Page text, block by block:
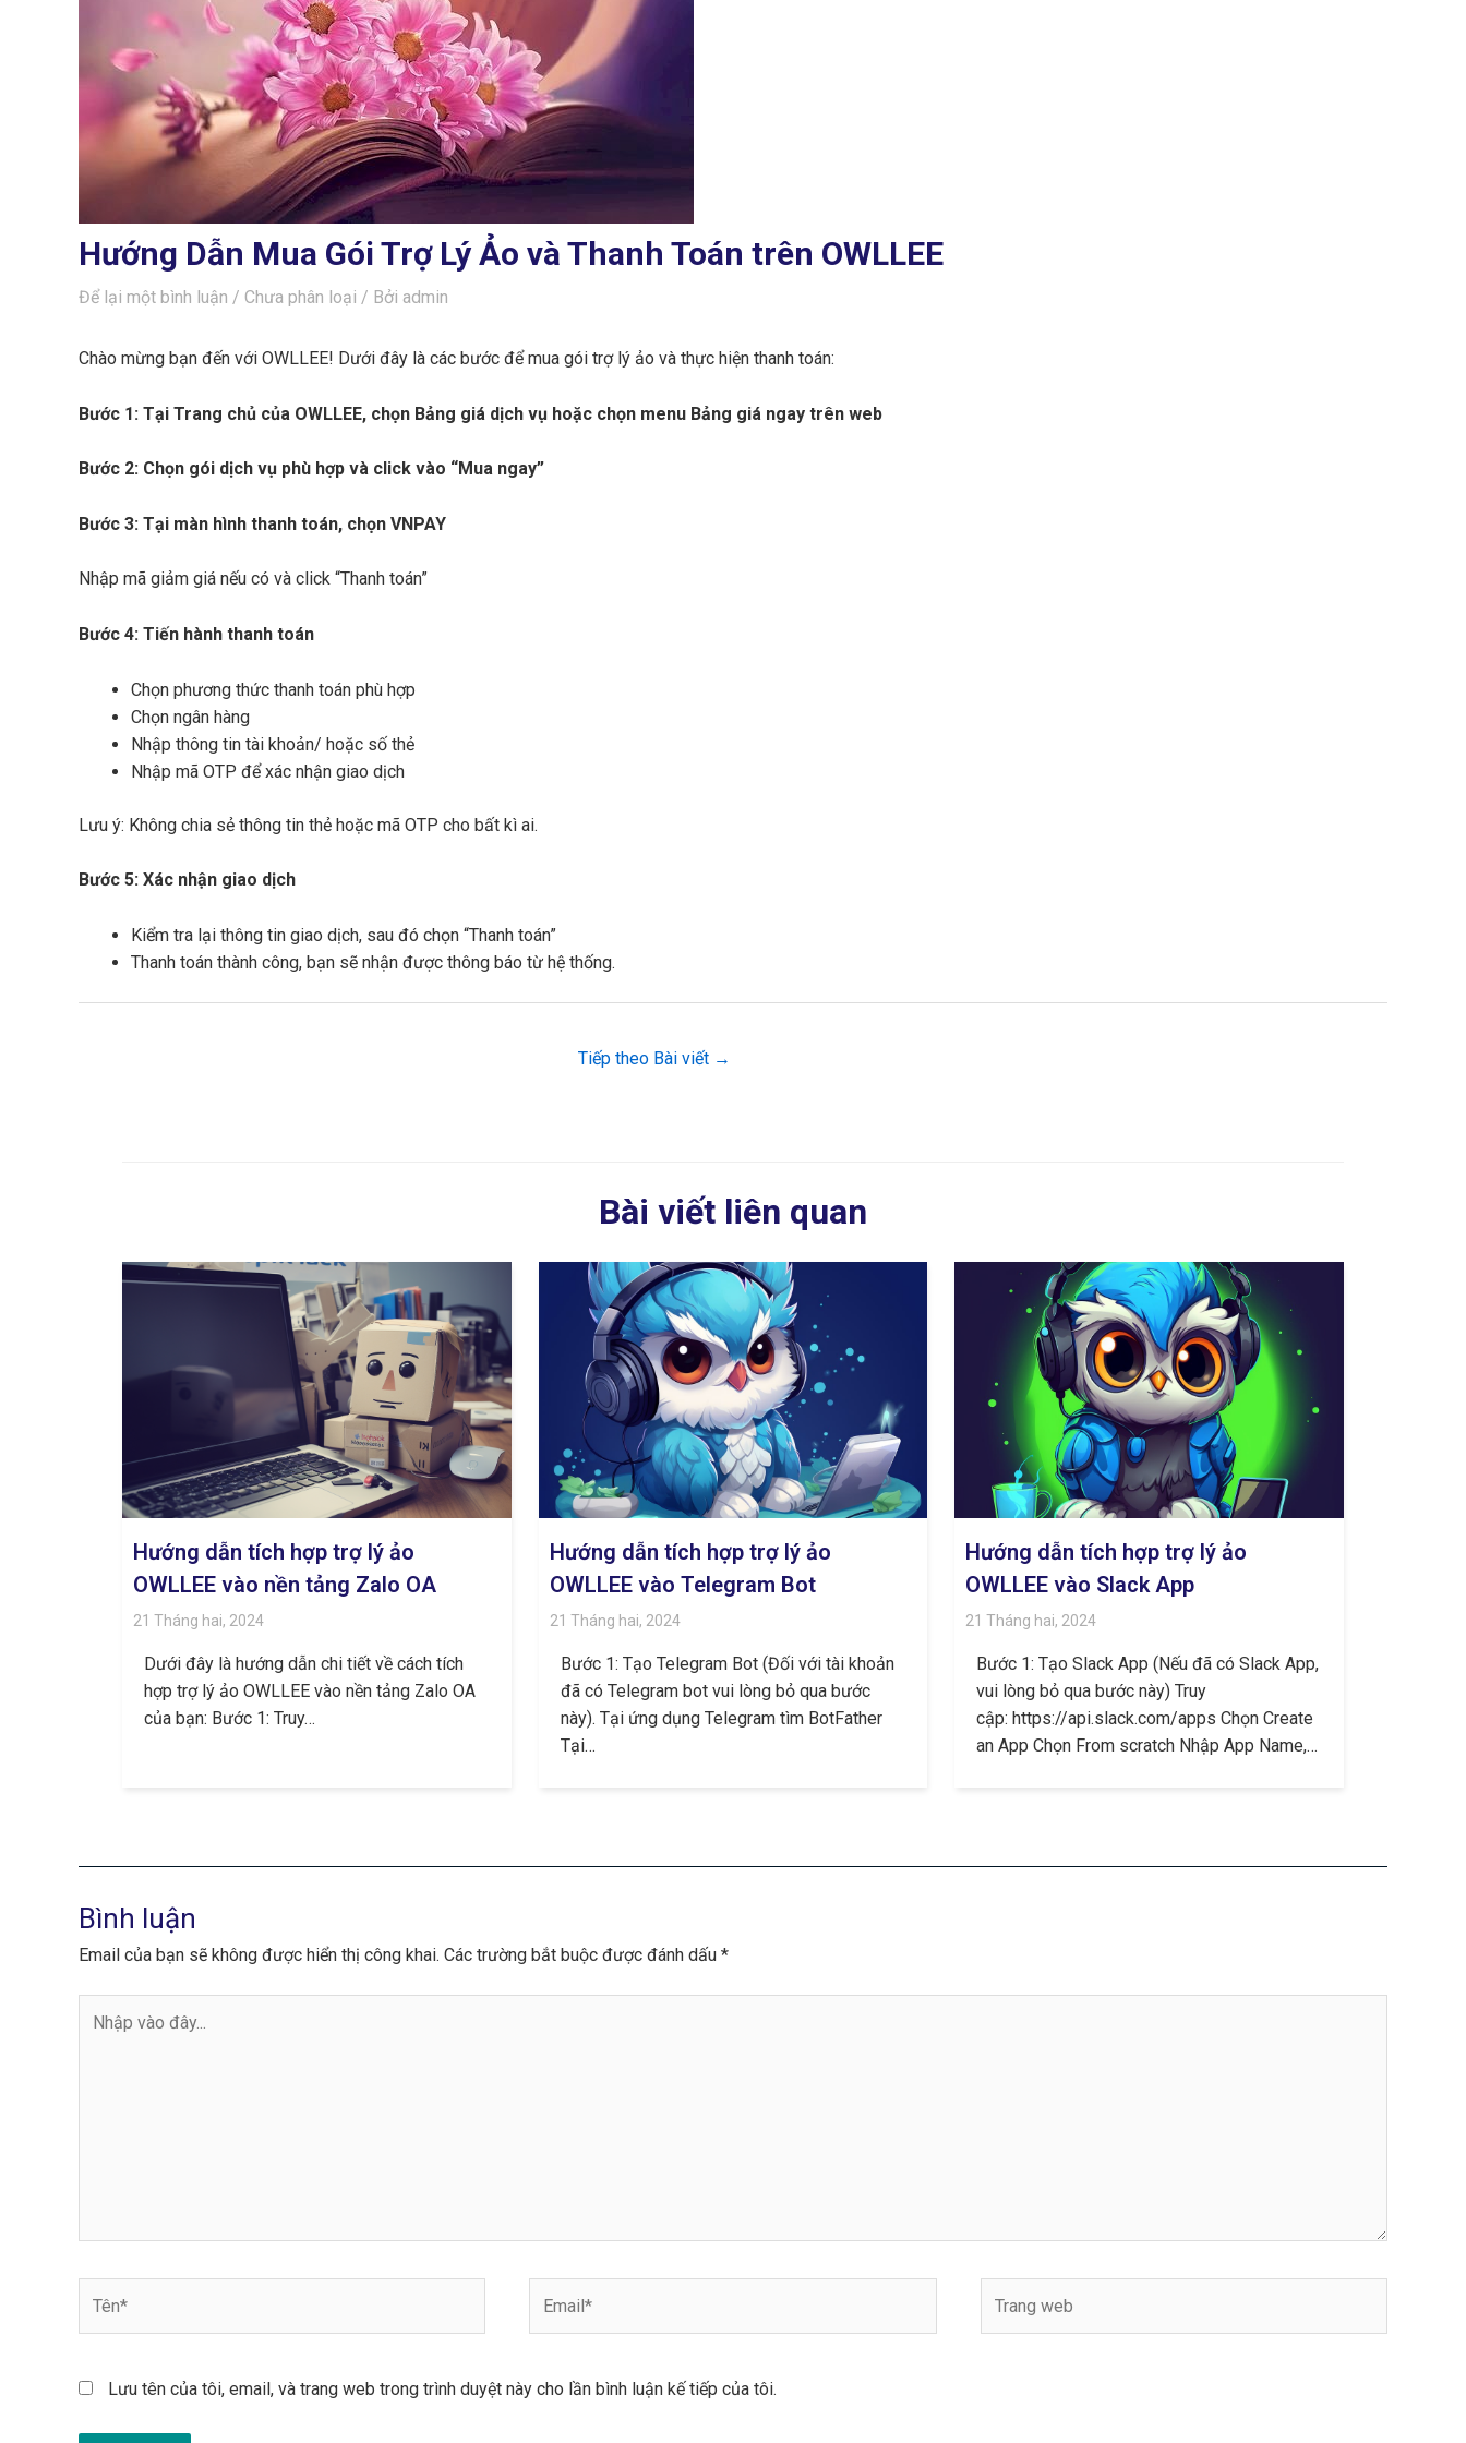
Hướng Dẫn Mua Gói Trợ Lý Ảo và Thanh Toán trên OWLLEE
Để lại một bình luận / Chưa phân loại / Bởi admin
Chào mừng bạn đến với OWLLEE! Dưới đây là các bước để mua gói trợ lý ảo và thực hiện thanh toán:
Bước 1: Tại Trang chủ của OWLLEE, chọn Bảng giá dịch vụ hoặc chọn menu Bảng giá ngay trên web
Bước 2: Chọn gói dịch vụ phù hợp và click vào “Mua ngay”
Bước 3: Tại màn hình thanh toán, chọn VNPAY
Nhập mã giảm giá nếu có và click “Thanh toán”
Bước 4: Tiến hành thanh toán
Chọn phương thức thanh toán phù hợp
Chọn ngân hàng
Nhập thông tin tài khoản/ hoặc số thẻ
Nhập mã OTP để xác nhận giao dịch
Lưu ý: Không chia sẻ thông tin thẻ hoặc mã OTP cho bất kì ai.
Bước 5: Xác nhận giao dịch
Kiểm tra lại thông tin giao dịch, sau đó chọn “Thanh toán”
Thanh toán thành công, bạn sẽ nhận được thông báo từ hệ thống.
Tiếp theo Bài viết →
Bài viết liên quan
Hướng dẫn tích hợp trợ lý ảo
OWLLEE vào nền tảng Zalo OA
21 Tháng hai, 2024
Dưới đây là hướng dẫn chi tiết về cách tích
hợp trợ lý ảo OWLLEE vào nền tảng Zalo OA
của bạn: Bước 1: Truy…
Hướng dẫn tích hợp trợ lý ảo
OWLLEE vào Telegram Bot
21 Tháng hai, 2024
Bước 1: Tạo Telegram Bot (Đối với tài khoản
đã có Telegram bot vui lòng bỏ qua bước
này). Tại ứng dụng Telegram tìm BotFather
Tại…
Hướng dẫn tích hợp trợ lý ảo
OWLLEE vào Slack App
21 Tháng hai, 2024
Bước 1: Tạo Slack App (Nếu đã có Slack App,
vui lòng bỏ qua bước này) Truy
cập: https://api.slack.com/apps Chọn Create
an App Chọn From scratch Nhập App Name,…
Bình luận
Email của bạn sẽ không được hiển thị công khai. Các trường bắt buộc được đánh dấu *
vào
web
Lưu tên của tôi, email, và trang web trong trình duyệt này cho lần bình luận kế tiếp của tôi.